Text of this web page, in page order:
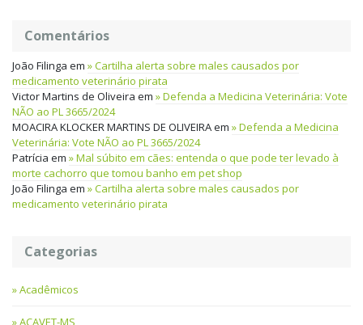
Comentários
João Filinga em
Cartilha alerta sobre males causados por
medicamento veterinário pirata
Victor Martins de Oliveira em
Defenda a Medicina Veterinária: Vote
NÃO ao PL 3665/2024
MOACIRA KLOCKER MARTINS DE OLIVEIRAem
Defenda a Medicina
Veterinária: Vote NÃO ao PL 3665/2024
Patrícia em
Mal súbito em cães: entenda o que pode ter levado à
morte cachorro que tomou banho em pet shop
João Filinga em
Cartilha alerta sobre males causados por
medicamento veterinário pirata
Categorias
Acadêmicos
ACAVET-MS